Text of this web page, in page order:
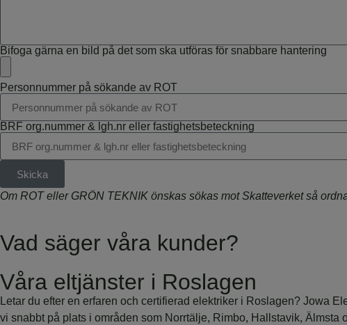
Bifoga gärna en bild på det som ska utföras för snabbare hantering
Personnummer på sökande av ROT
BRF org.nummer & lgh.nr eller fastighetsbeteckning
Skicka
Om ROT eller GRÖN TEKNIK önskas sökas mot Skatteverket så
Vad säger våra kunder?
Våra eltjänster i Roslagen
Letar du efter en erfaren och certifierad elektriker i Roslagen? Jowa
vi snabbt på plats i områden som Norrtälje, Rimbo, Hallstavik,